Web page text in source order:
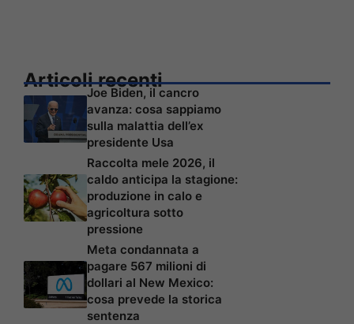
Articoli recenti
Joe Biden, il cancro
avanza: cosa sappiamo
sulla malattia dell’ex
presidente Usa
Raccolta mele 2026, il
caldo anticipa la stagione:
produzione in calo e
agricoltura sotto
pressione
Meta condannata a
pagare 567 milioni di
dollari al New Mexico:
cosa prevede la storica
sentenza